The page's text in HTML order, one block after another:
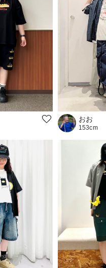
おお
153cm